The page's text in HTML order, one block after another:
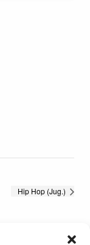
Hip Hop (Jug.)